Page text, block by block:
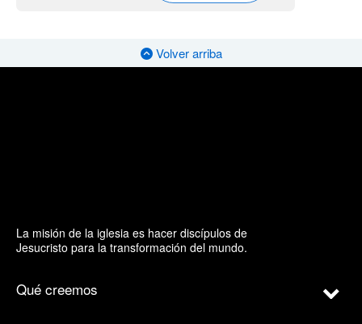
Volver arriba
La misión de la iglesia es hacer discípulos de
Jesucristo para la transformación del mundo.
Qué creemos